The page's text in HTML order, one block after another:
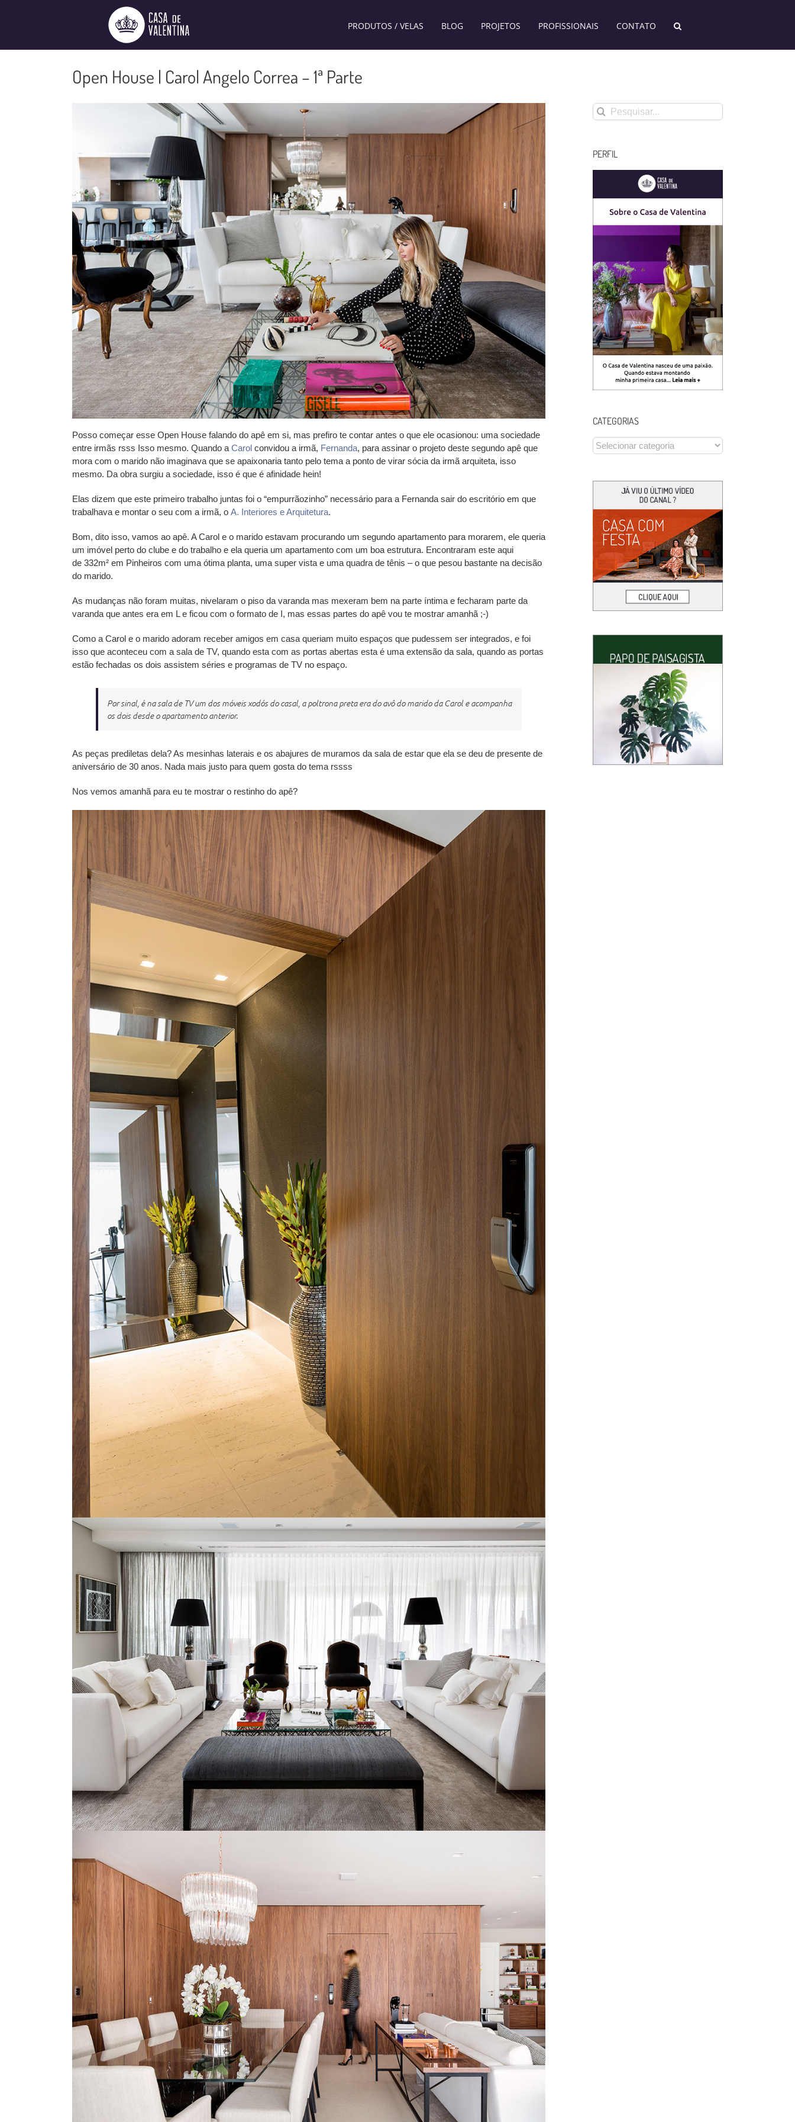
PRODUTOS / VELAS BLOG PROJETOS PROFISSIONAIS CONTATO
Open House | Carol Angelo Correa – 1ª Parte
Posso começar esse Open House falando do apê em si, mas prefiro te contar antes o que ele ocasionou: uma sociedade
entre irmãs rsss Isso mesmo. Quando a Carol convidou a irmã, Fernanda, para assinar o projeto deste segundo apê que
mora com o marido não imaginava que se apaixonaria tanto pelo tema a ponto de virar sócia da irmã arquiteta, isso
mesmo. Da obra surgiu a sociedade, isso é que é afinidade hein!
Elas dizem que este primeiro trabalho juntas foi o “empurrãozinho” necessário para a Fernanda sair do escritório em que
trabalhava e montar o seu com a irmã, o A. Interiores e Arquitetura.
Bom, dito isso, vamos ao apê. A Carol e o marido estavam procurando um segundo apartamento para morarem, ele queria
um imóvel perto do clube e do trabalho e ela queria um apartamento com um boa estrutura. Encontraram este aqui
de 332m² em Pinheiros com uma ótima planta, uma super vista e uma quadra de tênis – o que pesou bastante na decisão
do marido.
As mudanças não foram muitas, nivelaram o piso da varanda mas mexeram bem na parte íntima e fecharam parte da
varanda que antes era em L e ficou com o formato de I, mas essas partes do apê vou te mostrar amanhã ;-)
Como a Carol e o marido adoram receber amigos em casa queriam muito espaços que pudessem ser integrados, e foi
isso que aconteceu com a sala de TV, quando esta com as portas abertas esta é uma extensão da sala, quando as portas
estão fechadas os dois assistem séries e programas de TV no espaço.
Por sinal, é na sala de TV um dos móveis xodós do casal, a poltrona preta era do avô do marido da Carol e acompanha
os dois desde o apartamento anterior.
As peças prediletas dela? As mesinhas laterais e os abajures de muramos da sala de estar que ela se deu de presente de
aniversário de 30 anos. Nada mais justo para quem gosta do tema rssss
Nos vemos amanhã para eu te mostrar o restinho do apê?
Buscar
resultados
PERFIL
CATEGORIAS
CATEGORIAS